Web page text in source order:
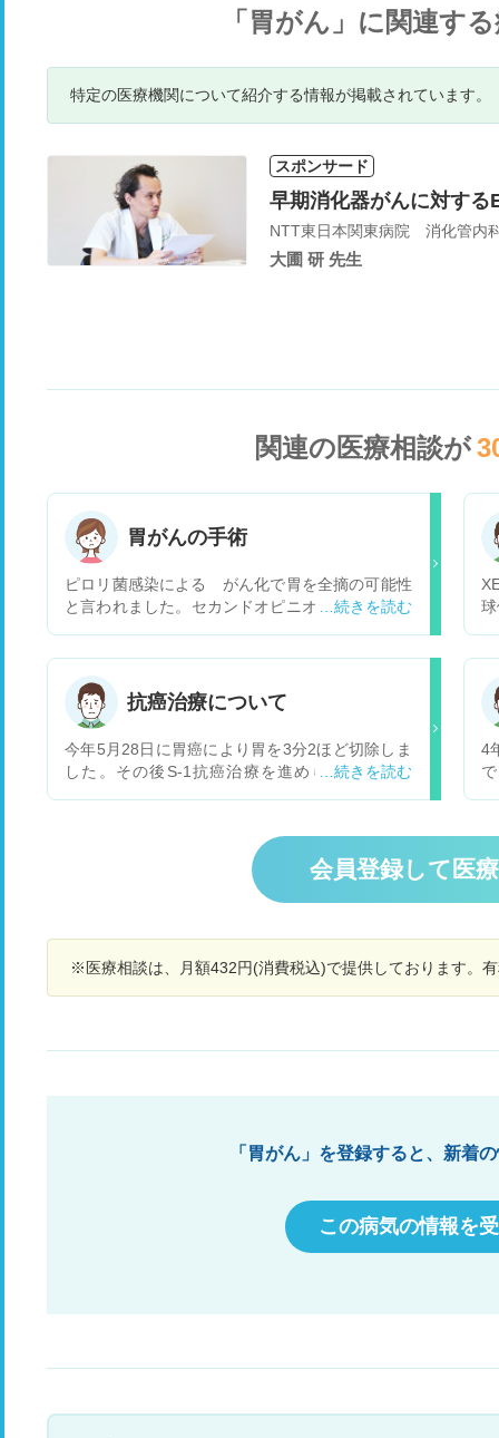
「胃がん」に関連す
特定の医療機関について紹介する情報が掲載されています。
スポンサード
早期消化器がんに対する
NTT東日本関東病院 消化管内
大圃 研 先生
関連の医療相談が
胃がんの手術
ピロリ菌感染による がん化で胃を全摘の可能性
と言われました。セカンドオピニオンを受けるに
抗癌治療について
今年5月28日に胃癌により胃を3分2ほど切除しま
した。その後S-1抗癌治療を進められたのです
にいます、S-1抗癌治療の他に抗癌治療はござい
ませんか？B型肝炎キャリアでもできる抗がん治
療が有りましたら教えていたたけませんか。よろ
4
会員登録して医
※医療相談は、月額432円(消費税込)で提供しております。
「胃がん」を登録すると、新着
この病気の情報を